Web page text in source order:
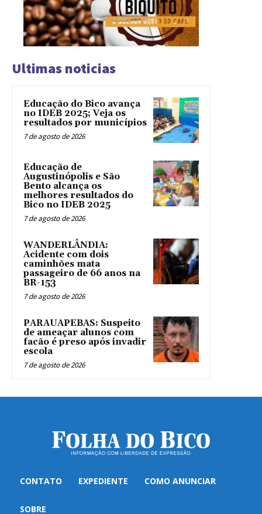
Ultimas noticias
Educação do Bico avança
no IDEB 2025; Veja os
resultados por municípios
7 de agosto de 2026
Educação de
Augustinópolis e São
Bento alcança os
melhores resultados do
Bico no IDEB 2025
7 de agosto de 2026
WANDERLÂNDIA:
Acidente com dois
caminhões mata
passageiro de 66 anos na
BR-153
7 de agosto de 2026
PARAUAPEBAS: Suspeito
de ameaçar alunos com
facão é preso após invadir
escola
7 de agosto de 2026
CONTATO EXPEDIENTE COMO ANUNCIAR
SOBRE